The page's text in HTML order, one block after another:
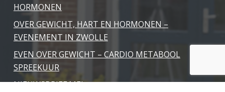
HORMONEN
OVER GEWICHT, HART EN HORMONEN –
EVENEMENT IN ZWOLLE
EVEN OVER GEWICHT – CARDIO METABOOL
SPREEKUUR
NIEUWSBRIEF MEI